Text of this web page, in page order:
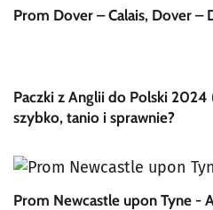
Prom Dover – Calais, Dover –
Paczki z Anglii do Polski 2024
szybko, tanio i sprawnie?
Prom Newcastle upon Tyne -